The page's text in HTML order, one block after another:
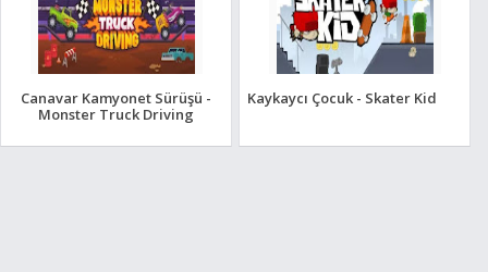
Canavar Kamyonet Sürüşü -
Monster Truck Driving
Kaykaycı Çocuk - Skater Kid